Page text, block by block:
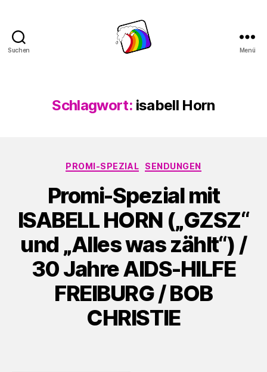
Suchen Menü
Schlagwort: isabell Horn
Kategorien
PROMI-SPEZIAL SENDUNGEN
Promi-Spezial mit
ISABELL HORN („GZSZ“
und „Alles was zählt“) /
30 Jahre AIDS-HILFE
FREIBURG / BOB
CHRISTIE